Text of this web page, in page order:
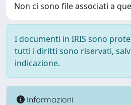
Non ci sono file associati a
I documenti in IRIS sono
tutti i diritti sono riservati,
indicazione.
Informazioni